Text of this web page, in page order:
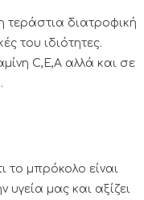
τεράστια διατροφική
του ιδιότητες.
C,E,A αλλά και σε
το μπρόκολο είναι
υγεία μας και αξίζει